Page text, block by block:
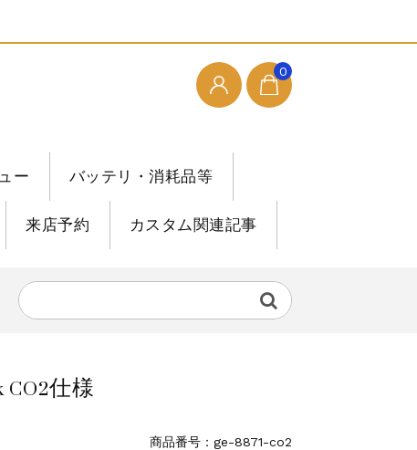
0
ー バッテリ・消耗品等
来店予約 カスタム関連記事
仕様
商品番号：ge-8871-co2